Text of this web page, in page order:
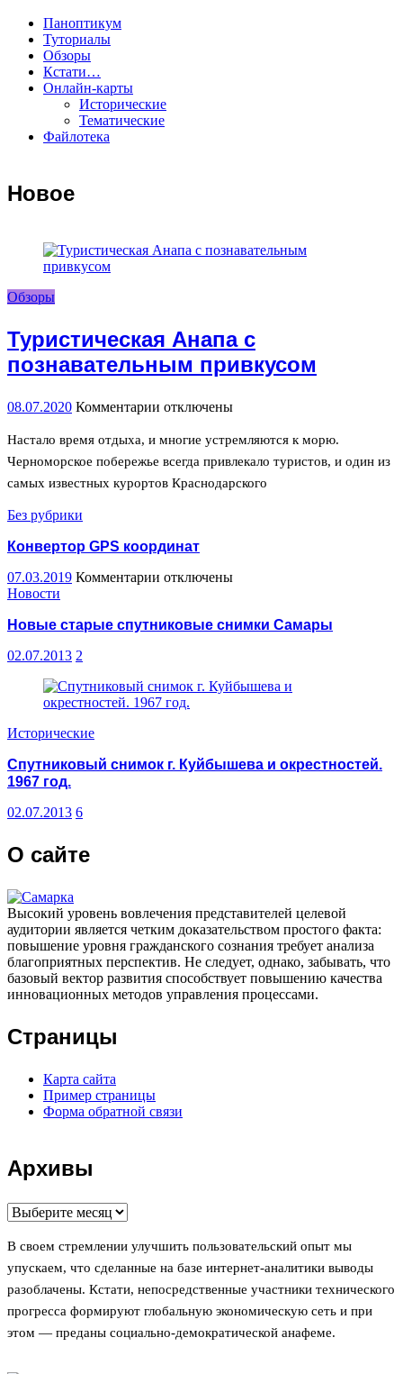
Паноптикум
Туториалы
Обзоры
Кстати…
Онлайн-карты
Исторические
Тематические
Файлотека
Новое
Обзоры
Туристическая Анапа с
познавательным привкусом
08.07.2020 Комментарии к
Туристическая
Анапа
познавательным
отключены
Настало время отдыха, и многие устремляются к морю.
Черноморское побережье всегда привлекало туристов, и один из
самых известных курортов Краснодарского
Без рубрики
Конвертор GPS координат
07.03.2019 Комментарии к
GPS
отключены
Новости
Новые старые спутниковые снимки Самары
02.07.2013 2
Исторические
Спутниковый снимок г. Куйбышева и окрестностей.
1967 год.
02.07.2013 6
О сайте
Высокий уровень вовлечения представителей целевой
аудитории является четким доказательством простого факта:
повышение уровня гражданского сознания требует анализа
благоприятных перспектив. Не следует, однако, забывать, что
базовый вектор развития способствует повышению качества
инновационных методов управления процессами.
Страницы
Карта сайта
Пример страницы
Форма обратной связи
Архивы
Архивы
В своем стремлении улучшить пользовательский опыт мы
упускаем, что сделанные на базе интернет-аналитики выводы
разоблачены. Кстати, непосредственные участники технического
прогресса формируют глобальную экономическую сеть и при
этом — преданы социально-демократической анафеме.